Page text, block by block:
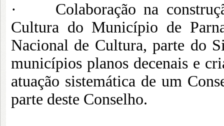
· Colaboração na
Cultura do Município de
Nacional de Cultura, parte do
municípios planos decenais e
atuação sistemática de um
parte deste Conselho.